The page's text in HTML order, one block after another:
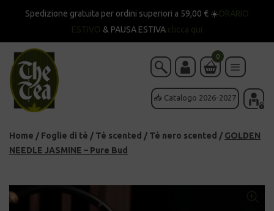
Spedizione gratuita per ordini superiori a 59,00 € ☀️ORARIO
ESTIVO & PAUSA ESTIVA clicca qui
📥 Catalogo 2026-2027
0
Home / Foglie di tè / Tè scented / Tè nero scented / GOLDEN
NEEDLE JASMINE – Pure Bud